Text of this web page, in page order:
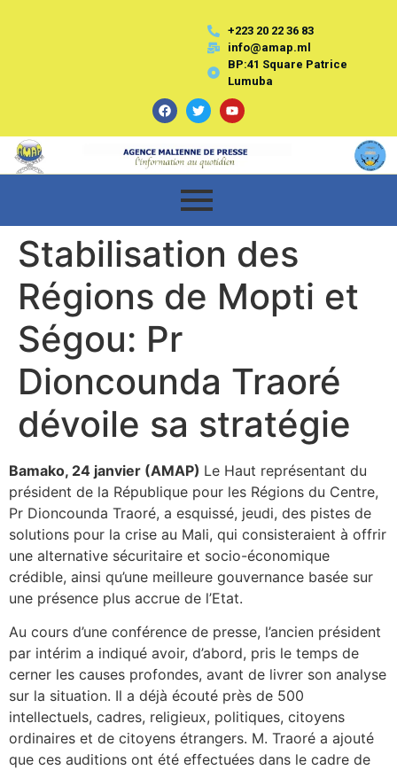
+223 20 22 36 83
info@amap.ml
BP:41 Square Patrice
Lumuba
Stabilisation des
Régions de Mopti et
Ségou: Pr
Dioncounda Traoré
dévoile sa stratégie
Bamako, 24 janvier (AMAP) Le Haut représentant du
président de la République pour les Régions du Centre,
Pr Dioncounda Traoré, a esquissé, jeudi, des pistes de
solutions pour la crise au Mali, qui consisteraient à offrir
une alternative sécuritaire et socio-économique
crédible, ainsi qu’une meilleure gouvernance basée sur
une présence plus accrue de l’Etat.
Au cours d’une conférence de presse, l’ancien président
par intérim a indiqué avoir, d’abord, pris le temps de
cerner les causes profondes, avant de livrer son analyse
sur la situation. Il a déjà écouté près de 500
intellectuels, cadres, religieux, politiques, citoyens
ordinaires et de citoyens étrangers. M. Traoré a ajouté
que ces auditions ont été effectuées dans le cadre de